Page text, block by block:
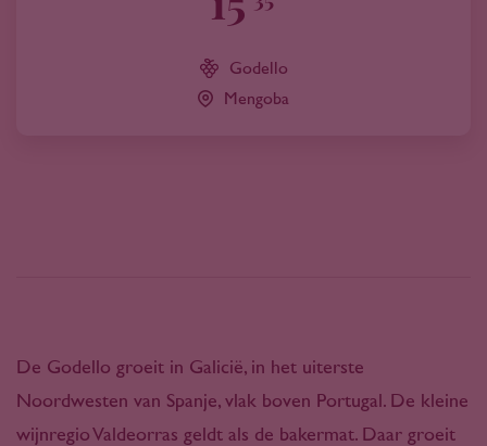
Godello
Mengoba
De Godello groeit in Galicië, in het uiterste
Noordwesten van Spanje, vlak boven Portugal. De kleine
wijnregio Valdeorras geldt als de bakermat. Daar groeit